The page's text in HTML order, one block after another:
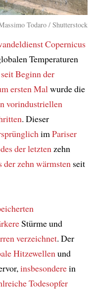
Todaro / Shutterstock
Copernicus
Temperaturen
seit Beginn der
ersten Mal wurde die
vorindustriellen
. Dieser
im Pariser
der letzten zehn
der zehn wärmsten seit
Stürme und
verzeichnet. Der
Hitzewellen und
insbesonderein
Todesopfer